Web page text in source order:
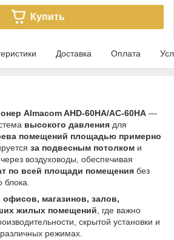
Купить
Доставка Оплата
Almacom AHD‑60HA/AC‑60HA —
высокого давления для
помещений площадью примерно
за подвесным потолком и
воздуховоды, обеспечивая
по всей площади помещения без
блока.
офисов, магазинов, залов,
жилых помещений , где важно
скрытой установки и
режимах.